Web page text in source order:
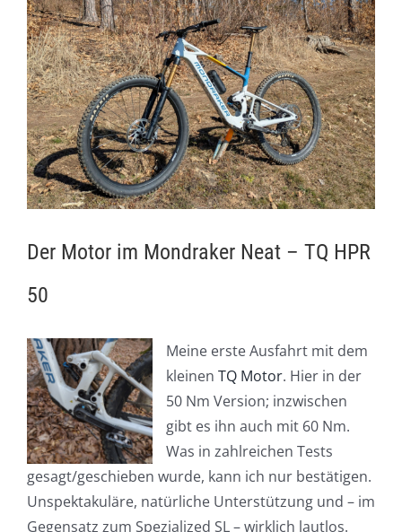
Der Motor im Mondraker Neat – TQ HPR
50
Meine erste Ausfahrt mit dem
kleinen TQ Motor. Hier in der
50 Nm Version; inzwischen
gibt es ihn auch mit 60 Nm.
Was in zahlreichen Tests
gesagt/geschieben wurde, kann ich nur bestätigen.
Unspektakuläre, natürliche Unterstützung und – im
Gegensatz zum Spezialized SL – wirklich lautlos.